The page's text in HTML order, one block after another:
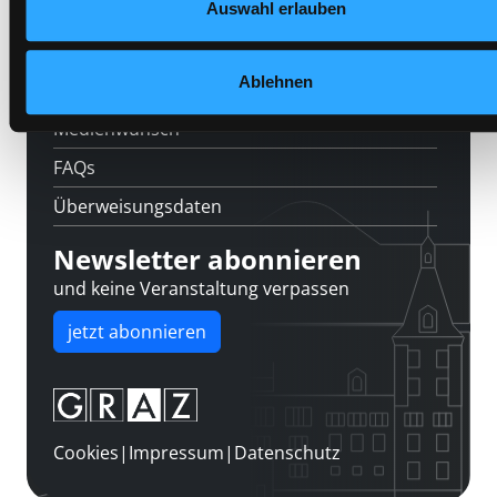
Auswahl erlauben
Ablehnen
Über uns
Medienwunsch
FAQs
Überweisungsdaten
Newsletter abonnieren
und keine Veranstaltung verpassen
jetzt abonnieren
Cookies| Impressum| Datenschutz